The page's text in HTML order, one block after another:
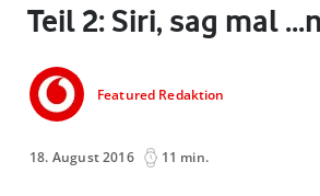
Teil 2: Siri, sag mal
Featured Redaktion
18. August 2016 11 min.